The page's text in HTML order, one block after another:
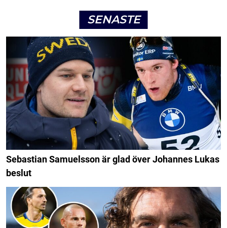
SENASTE
Sebastian Samuelsson är glad över Johannes Lukas
beslut